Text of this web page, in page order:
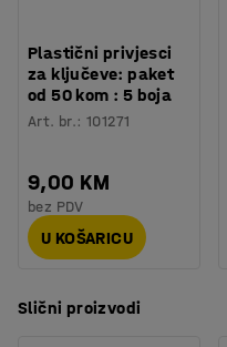
Plastični privjesci
za ključeve: paket
od 50 kom : 5 boja
Art. br.:101271
9,00 KM
bez PDV
U KOŠARICU
Slični proizvodi